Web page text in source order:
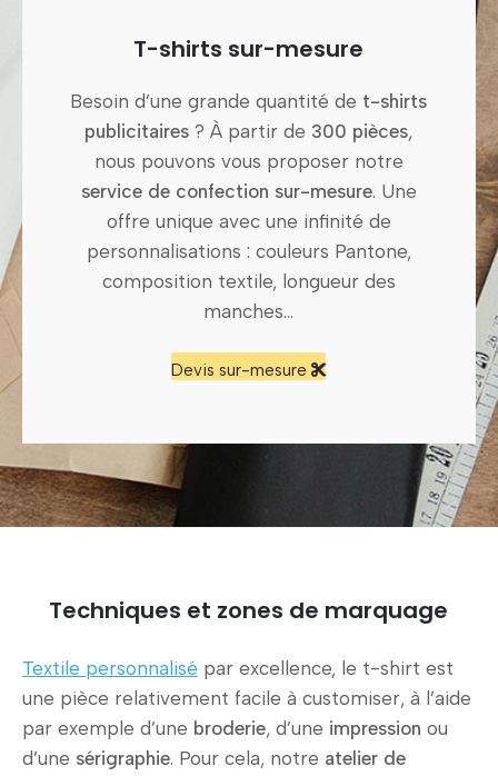
T-shirts sur-mesure
Besoin d’une grande quantité de t-shirts
publicitaires ? À partir de 300 pièces,
nous pouvons vous proposer notre
service de confection sur-mesure. Une
offre unique avec une infinité de
personnalisations : couleurs Pantone,
composition textile, longueur des
manches…
Devis sur-mesure
Techniques et zones de marquage
Textile personnalisé par excellence, le t-shirt est
une pièce relativement facile à customiser, à l’aide
par exemple d’une broderie, d’une impression ou
d’une sérigraphie. Pour cela, notre atelier de